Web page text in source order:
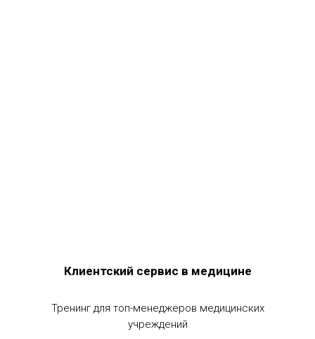
Клиентский сервис в медицине
Тренинг для топ-менеджеров медицинских
учреждений